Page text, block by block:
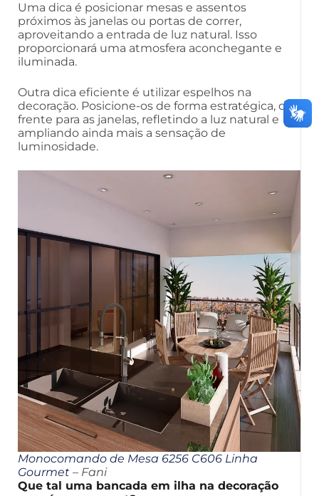
Uma dica é posicionar mesas e assentos
próximos às janelas ou portas de correr,
aproveitando a entrada de luz natural. Isso
proporcionará uma atmosfera aconchegante e
iluminada.
Outra dica eficiente é utilizar espelhos na
decoração. Posicione-os de forma estratégica, de
frente para as janelas, refletindo a luz natural e
ampliando ainda mais a sensação de
luminosidade.
Monocomando de Mesa 6256 C606 Linha
Gourmet – Fani
Que tal uma bancada em ilha na decoração